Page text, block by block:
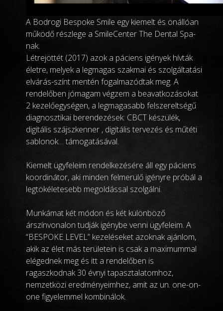
A Bodrogi Bespoke Smile egy kiemelt és önállóan
működő részlege a SmileCenter The Dental Spa-
nak.
Létrejöttét (2017) azok a páciens igények hívták
életre, melyek a legmagas szakmai és szolgáltatási
elvárás-színt mentén fogalmazódtak meg. A
rendelőben jómagam végzem a beavatkozásokat
2 kezelőegységen, a legmagasabb felszereltségű
diagnosztikai berendezések: CBCT készülék,
digitális szájszkenner , digitális tervezés és műtéti
sablonok… támogatásával.
Kiemelt ügyfeleim rendelkezésére áll egy páciens
koordinátor, aki minden felmerülő igényre próbál a
legtökéletesebb megoldással szolgálni.
Munkámat két módon és két különböző
árszínvonalon tudják igénybe venni ügyfeleim. A
“BESPOKE LEVEL” kezeléseket azoknak ajánlom,
akik az élet más területein is csak a maximummal
elégednek meg és itt a rendelőben is
ragaszkodnak 30 évnyi tapasztalatomhoz,
nemzetközi eredményeimhez, amit az un. one-on-
one figyelemmel kombinálok.